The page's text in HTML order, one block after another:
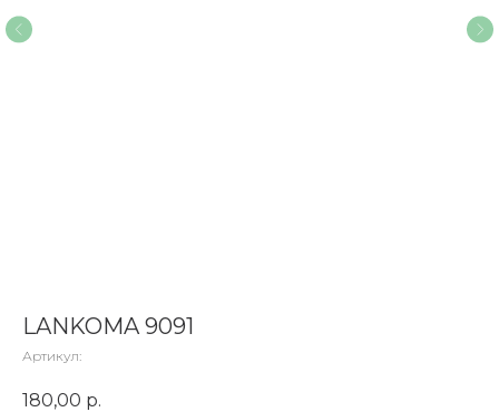
LANKOMA 9091
Артикул:
180,00 р.